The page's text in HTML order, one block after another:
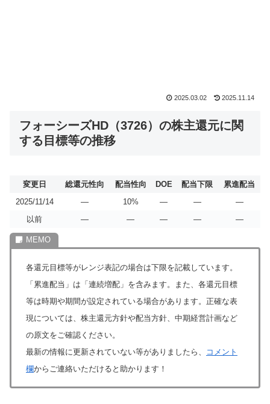
2025.03.02 2025.11.14
フォーシーズHD（3726）の株主還元に関
する目標等の推移
変更日 総還元性向 配当性向 DOE 配当下限
累進配当
2025/11/14
― 10% ― ―
―
以前
― ― ― ― ―
各還元目標等がレンジ表記の場合は下限を記載しています。
「累進配当」は「連続増配」を含みます。また、各還元目標
等は時期や期間が設定されている場合があります。正確な表
現については、株主還元方針や配当方針、中期経営計画など
の原文をご確認ください。
最新の情報に更新されていない等がありましたら、
コメント
欄からご連絡いただけると助かります！